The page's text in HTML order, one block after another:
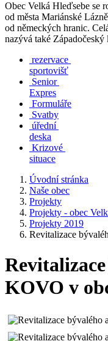
Obec Velká Hleďsebe se
od města Mariánské
od německých hranic.
nazývá také
rezervace
sportovišť
Senior
Expres
Formuláře
Svatby
úřední
deska
Krizové
situace
Úvodní stránka
Naše obec
Projekty
Projekty - obec
Projekty 2019
Revitalizace
KOVO v